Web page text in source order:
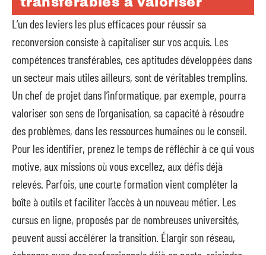
L’un des leviers les plus efficaces pour réussir sa
reconversion consiste à capitaliser sur vos acquis. Les
compétences transférables, ces aptitudes développées dans
un secteur mais utiles ailleurs, sont de véritables tremplins.
Un chef de projet dans l’informatique, par exemple, pourra
valoriser son sens de l’organisation, sa capacité à résoudre
des problèmes, dans les ressources humaines ou le conseil.
Pour les identifier, prenez le temps de réfléchir à ce qui vous
motive, aux missions où vous excellez, aux défis déjà
relevés. Parfois, une courte formation vient compléter la
boîte à outils et faciliter l’accès à un nouveau métier. Les
cursus en ligne, proposés par de nombreuses universités,
peuvent aussi accélérer la transition. Élargir son réseau,